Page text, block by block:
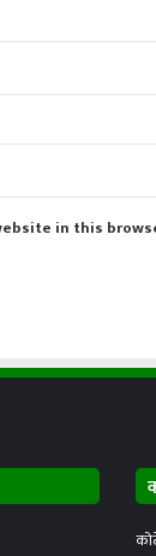
in this